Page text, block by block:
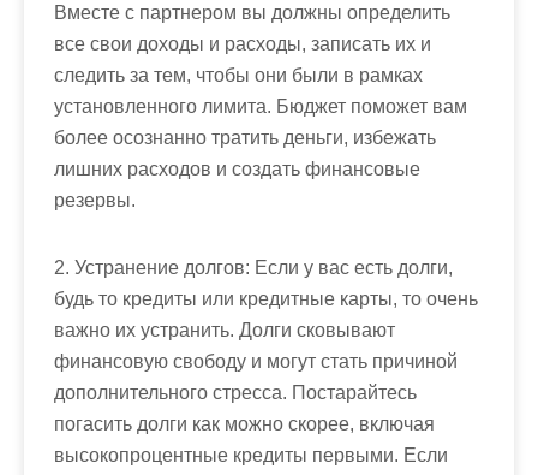
Вместе с партнером вы должны определить
все свои доходы и расходы, записать их и
следить за тем, чтобы они были в рамках
установленного лимита. Бюджет поможет вам
более осознанно тратить деньги, избежать
лишних расходов и создать финансовые
резервы.
2. Устранение долгов: Если у вас есть долги,
будь то кредиты или кредитные карты, то очень
важно их устранить. Долги сковывают
финансовую свободу и могут стать причиной
дополнительного стресса. Постарайтесь
погасить долги как можно скорее, включая
высокопроцентные кредиты первыми. Если